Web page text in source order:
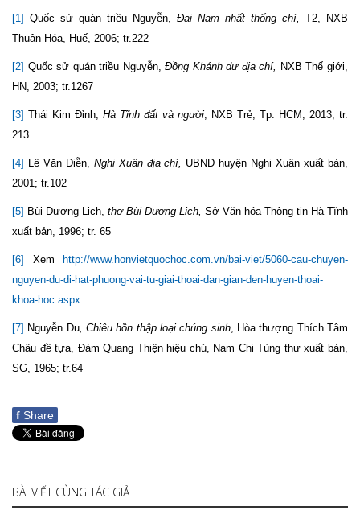
[1] Quốc sử quán triều Nguyễn, Đại Nam nhất thống chí, T2, NXB
Thuận Hóa, Huế, 2006; tr.222
[2] Quốc sử quán triều Nguyễn,Đồng Khánh dư địa chí, NXB Thế giới,
HN, 2003; tr.1267
[3] Thái Kim Đỉnh, Hà Tĩnh đất và người , NXB Trẻ, Tp. HCM, 2013; tr.
213
[4] Lê Văn Diễn, Nghi Xuân địa chí, UBND huyện Nghi Xuân xuất bản,
2001; tr.102
[5] Bùi Dương Lịch, thơ Bùi Dương Lịch, Sở Văn hóa-Thông tin Hà Tĩnh
xuất bản, 1996; tr. 65
[6] Xem http://www.honvietquochoc.com.vn/bai-viet/5060-cau-chuyen-
nguyen-du-di-hat-phuong-vai-tu-giai-thoai-dan-gian-den-huyen-thoai-
khoa-hoc.aspx
[7] Nguyễn Du, Chiêu hồn thập loại chúng sinh, Hòa thượng Thích Tâm
Châu đề tựa, Đàm Quang Thiện hiệu chú, Nam Chi Tùng thư xuất bản,
SG, 1965; tr.64
f Share
BÀI VIẾT CÙNG TÁC GIẢ